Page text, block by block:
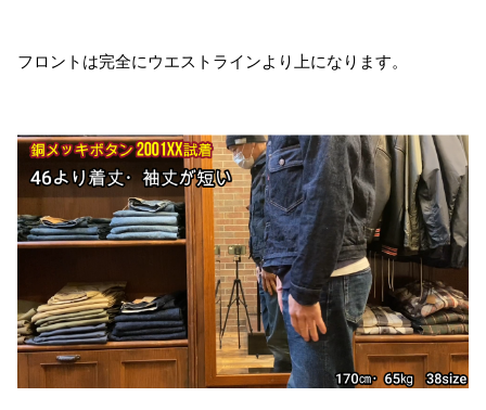
フロントは完全にウエストラインより上になります。